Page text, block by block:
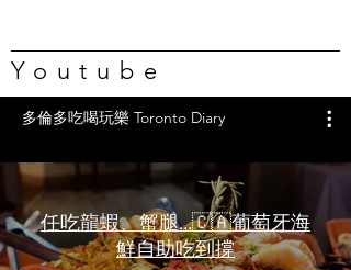
Youtube
多倫多吃喝玩樂 Toronto Diary
任吃龍蝦、蟹腿…🇨🇦葡萄牙海
鮮自助吃到撐